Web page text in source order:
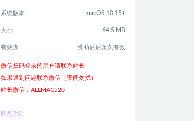
系统版本 macOS 10.15+
大小 64.5 MB
有效期 赞助后后永久有效
微信扫码登录的用户请联系站长
如果遇到问题联系微信（夜间勿扰）
站长微信：ALLMAC520
网盘说明